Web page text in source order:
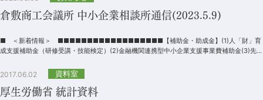
倉敷商工会議所 中小企業相談所通信(2023.5.9)
■ ＜新着情報＞ ■■■■■■■■■■■■■■■■■■【補助金・助成金】(1)人「財」育
成支援補助金（研修受講・技能検定）(2)金融機関連携型中小企業支援事業費補助金(3)先端
2017.06.02 資料室
厚生労働省 統計資料